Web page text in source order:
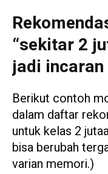
“sekitar 2
jadi
Berikut contoh
dalam daftar
untuk kelas 2
bisa berubah
varian memori.)